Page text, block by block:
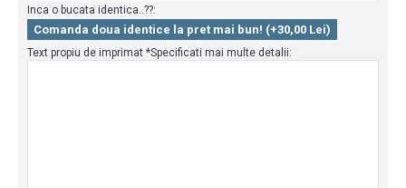
Inca o bucata identica..??:
Comanda doua identice la pret mai bun! (+30,00 Lei)
Text propiu de imprimat *Specificati mai multe detalii: